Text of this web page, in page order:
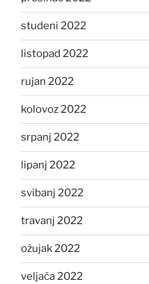
studeni 2022
listopad 2022
rujan 2022
kolovoz 2022
srpanj 2022
lipanj 2022
svibanj 2022
travanj 2022
ožujak 2022
veljača 2022